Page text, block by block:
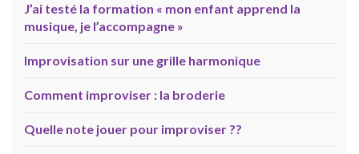
J’ai testé la formation « mon enfant apprend la
musique, je l’accompagne »
Improvisation sur une grille harmonique
Comment improviser : la broderie
Quelle note jouer pour improviser ??